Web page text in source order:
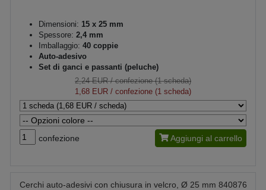
Dimensioni: 15 x 25 mm
Spessore: 2,4 mm
Imballaggio: 40 coppie
Auto-adesivo
Set di ganci e passanti (peluche)
2,24 EUR/ confezione (1 scheda)
1,68 EUR / confezione (1 scheda)
confezione Aggiungi al carrello
Cerchi auto-adesivi con chiusura in velcro, Ø 25 mm 840876